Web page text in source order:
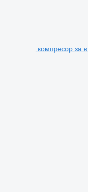
компресор за